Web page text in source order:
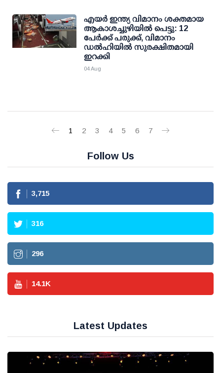
എയര്‍ ഇന്ത്യ വിമാനം ശക്തമായ
ആകാശച്ചുഴിയില്‍ പെട്ടു: 12
പേര്‍ക്ക് പരുക്ക്, വിമാനം
ഡല്‍ഹിയില്‍ സുരക്ഷിതമായി
ഇറക്കി
04 Aug
1 2 3 4 5 6 7
Follow Us
3,715
316
296
14.1K
Latest Updates